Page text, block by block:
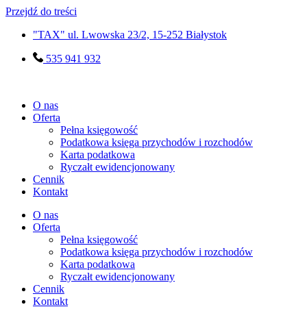
Przejdź do treści
"TAX" ul. Lwowska 23/2, 15-252 Białystok
535 941 932
O nas
Oferta
Pełna księgowość
Podatkowa księga przychodów i rozchodów
Karta podatkowa
Ryczałt ewidencjonowany
Cennik
Kontakt
O nas
Oferta
Pełna księgowość
Podatkowa księga przychodów i rozchodów
Karta podatkowa
Ryczałt ewidencjonowany
Cennik
Kontakt